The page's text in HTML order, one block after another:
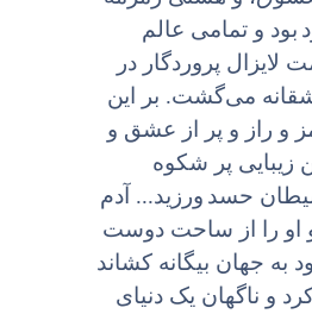
بود و تمامی عالم
لایزال پروردگار در
می‌گشت. بر این
و راز و پر از عشق و
زیبایى پر شکوه
حسد ورزید... آدم
او را از ساحت دوست
به جهان بیگانه کشاند
و ناگهان یک دنیاى